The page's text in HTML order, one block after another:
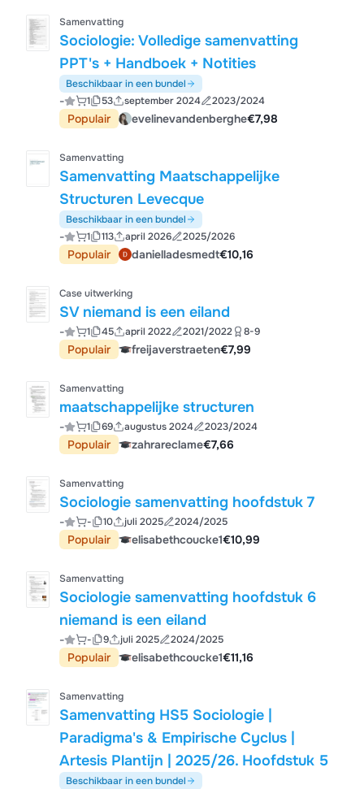
Samenvatting
Sociologie: Volledige samenvatting
PPT's + Handboek + Notities
Beschikbaar in een bundel
- 1 53 september 2024 2023/2024
Populair evelinevandenberghe€7,98
Samenvatting
Samenvatting Maatschappelijke
Structuren Levecque
Beschikbaar in een bundel
- 1 113 april 2026 2025/2026
Populair danielladesmedt€10,16
Case uitwerking
SV niemand is een eiland
- 1 45 april 2022 2021/2022 8-9
Populair freijaverstraeten€7,99
Samenvatting
maatschappelijke structuren
- 1 69 augustus 2024 2023/2024
Populair zahrareclame€7,66
Samenvatting
Sociologie samenvatting hoofdstuk 7
- - 10 juli 2025 2024/2025
Populair elisabethcoucke1€10,99
Samenvatting
Sociologie samenvatting hoofdstuk 6
niemand is een eiland
- - 9 juli 2025 2024/2025
Populair elisabethcoucke1€11,16
Samenvatting
Samenvatting HS5 Sociologie |
Paradigma's & Empirische Cyclus |
Artesis Plantijn | 2025/26. Hoofdstuk 5
Beschikbaar in een bundel